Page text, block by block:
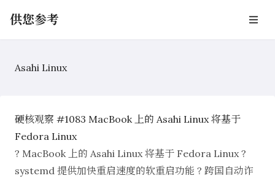
供您参考
Asahi Linux
硬核观察 #1083 MacBook 上的 Asahi Linux 将基于
Fedora Linux
? MacBook 上的 Asahi Linux 将基于 Fedora Linux ?
systemd 提供加快重启速度的软重启功能 ? 跨国自动诈